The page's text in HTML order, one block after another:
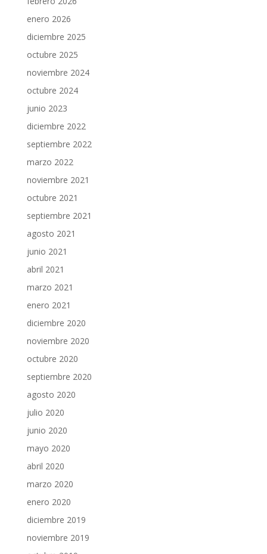
enero 2026
diciembre 2025
octubre 2025
noviembre 2024
octubre 2024
junio 2023
diciembre 2022
septiembre 2022
marzo 2022
noviembre 2021
octubre 2021
septiembre 2021
agosto 2021
junio 2021
abril 2021
marzo 2021
enero 2021
diciembre 2020
noviembre 2020
octubre 2020
septiembre 2020
agosto 2020
julio 2020
junio 2020
mayo 2020
abril 2020
marzo 2020
enero 2020
diciembre 2019
noviembre 2019